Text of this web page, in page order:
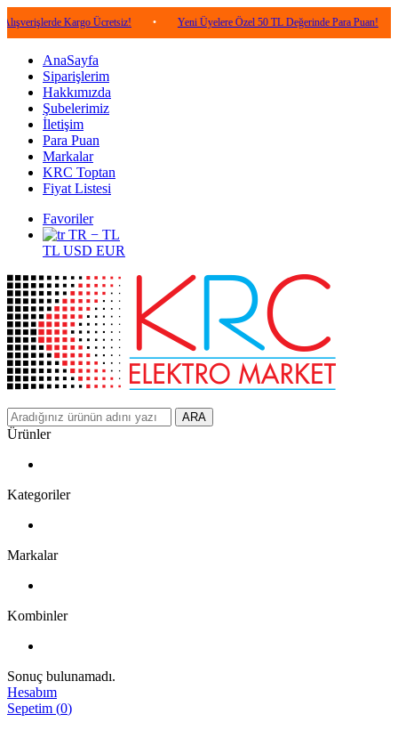
Kargo Ücretsiz! • Yeni Üyelere Özel 50 TL Değerinde Para Puan! •
AnaSayfa
Siparişlerim
Hakkımızda
Şubelerimiz
İletişim
Para Puan
Markalar
KRC Toptan
Fiyat Listesi
Favoriler
TR − TL
TL USD EUR
ARA
Ürünler
Kategoriler
Markalar
Kombinler
Sonuç bulunamadı.
Hesabım
Sepetim (0)